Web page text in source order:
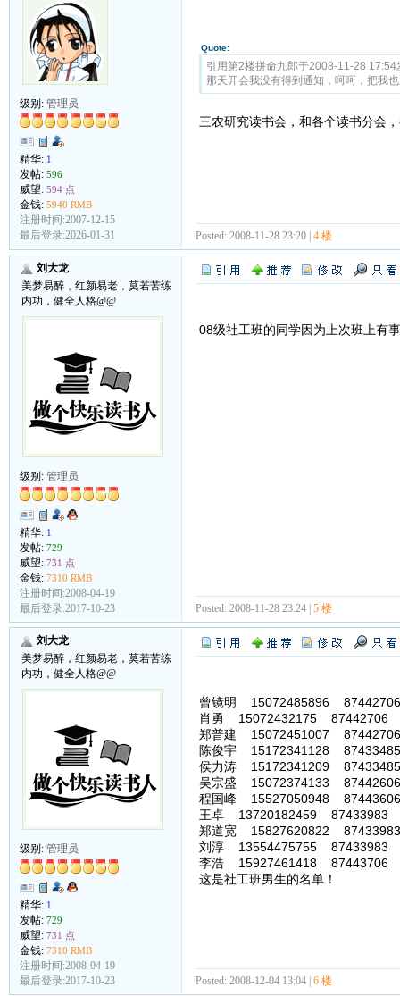
级别: 管理员
精华: 1
发帖: 596
威望: 594 点
金钱: 5940 RMB
注册时间:2007-12-15
最后登录:2026-01-31
Quote:
引用第2楼拼命九郎于2008-11-28
那天开会我没有得到通知，呵呵，把我
三农研究读书会，和各个读书分会
Posted: 2008-11-28 23:20 | 4 楼
刘大龙
美梦易醉，红颜易老，莫若苦练
内功，健全人格@@
级别: 管理员
精华: 1
发帖: 729
威望: 731 点
金钱: 7310 RMB
注册时间:2008-04-19
最后登录:2017-10-23
08级社工班的同学因为上次班上有
Posted: 2008-11-28 23:24 | 5 楼
刘大龙
美梦易醉，红颜易老，莫若苦练
内功，健全人格@@
级别: 管理员
精华: 1
发帖: 729
威望: 731 点
金钱: 7310 RMB
注册时间:2008-04-19
最后登录:2017-10-23
曾镜明 15072485896
肖勇 15072432175
郑普建 15072451007
陈俊宇 15172341128
侯力涛 15172341209
吴宗盛 15072374133
程国峰 15527050948
王卓 13720182459
郑道宽 15827620822
刘淳 13554475755
李浩 15927461418
这是社工班男生的名单！
Posted: 2008-12-04 13:04 | 6 楼